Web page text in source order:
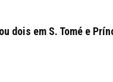
dois em S. Tomé e